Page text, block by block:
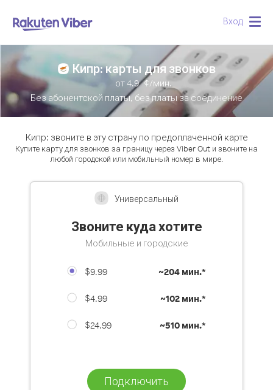
Вход
Кипр: карты для звонков
от4.9 ¢/мин.
Без абонентской платы, без платы за соединение
Кипр: звоните в эту страну по предоплаченной карте
Купите карту для звонков за границу через Viber Out и звоните на
любой городской или мобильный номер в мире.
Универсальный
Звоните куда хотите
Мобильные и городские
$9.99 ~204 мин.*
$4.99 ~102 мин.*
$24.99 ~510 мин.*
Подключить